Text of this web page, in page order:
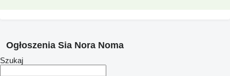
Ogłoszenia Sia Nora Noma
Szukaj